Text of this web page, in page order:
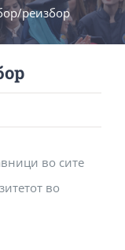
реизбор
во сите
во